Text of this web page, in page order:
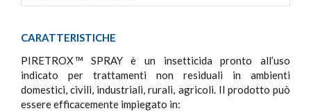
CARATTERISTICHE
PIRETROX TM
SPRAY è un insetticida pronto all’uso
indicato per trattamenti non residuali in ambienti
domestici, civili, industriali, rurali, agricoli. Il prodotto può
essere efficacemente impiegato in: